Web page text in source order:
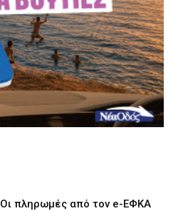
Οι πληρωμές από τον e-ΕΦΚΑ